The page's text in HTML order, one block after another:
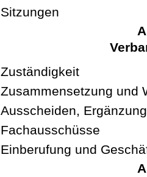
Sitzungen
Zuständigkeit
Zusammensetzung und
Ausscheiden, Ergänzung
Fachausschüsse
Einberufung und